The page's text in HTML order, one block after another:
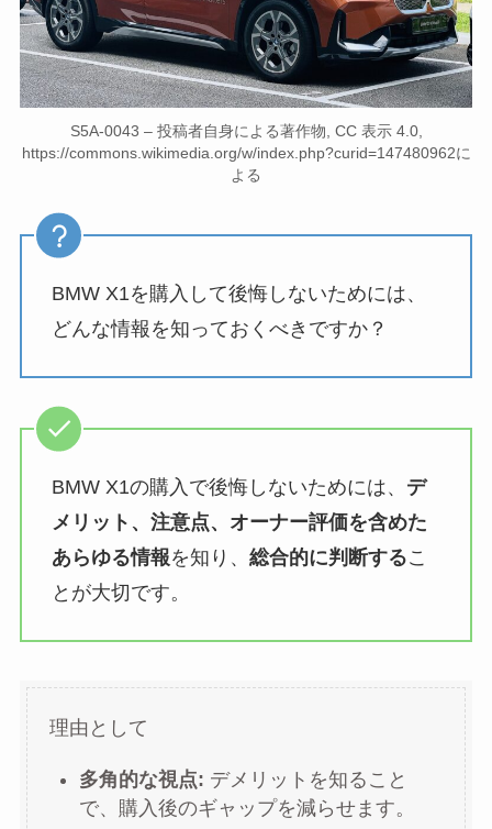
S5A-0043 – 投稿者自身による著作物, CC 表示 4.0,
https://commons.wikimedia.org/w/index.php?curid=147480962に
よる
BMW X1を購入して後悔しないためには、
どんな情報を知っておくべきですか？
BMW X1の購入で後悔しないためには、 デ
メリット、注意点、オーナー評価を含めた
あらゆる情報を知り、 総合的に判断するこ
とが大切です。
理由として
多角的な視点: デメリットを知ること
で、購入後のギャップを減らせます。